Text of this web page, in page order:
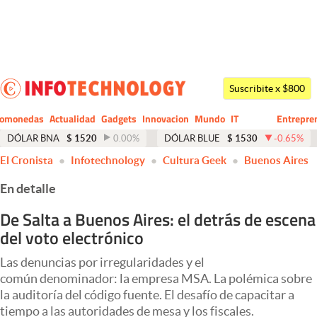
Dólar
Economía y Política
Finanzas y Mercados
Mercados Online
Negocios
Columnistas
Otras secciones
Apertura
Suscribite x $800
Actualidad Gadgets Innovacion Mundo
CIO
IT
Business
DÓLAR BNA $ 1520 0.00% DÓLAR BLUE $ 1530 -0.65%
El Cronista Infotechnology Cultura Geek Buenos Aires
En detalle
De Salta a Buenos Aires: el detrás de escena
del voto electrónico
Las denuncias por irregularidades y el
común denominador: la empresa MSA. La polémica sobre
la auditoría del código fuente. El desafío de capacitar a
tiempo a las autoridades de mesa y los fiscales.